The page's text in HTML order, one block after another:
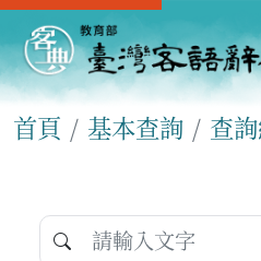
首頁 基本查詢 查